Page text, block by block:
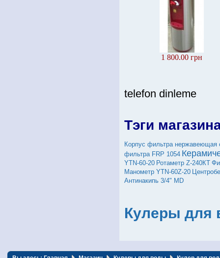
1 800.00 грн
telefon dinleme
Тэги
Корпус фильтра нержавеющая
фильтра FRP 1054
YTN-60-20 Ротаметр Z-240КТ
Манометр YTN-60Z-20
Антинакипь 3/4" MD
Кулеры для